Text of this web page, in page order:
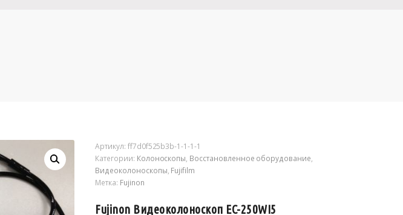
Артикул: ff7d0f525b3b-1-1-1-1
Категории: Колоноскопы Восстановленное оборудование
Видеоколоноскопы Fujifilm
Метка: Fujinon
Fujinon Видеоколоноскоп EC-250WI5